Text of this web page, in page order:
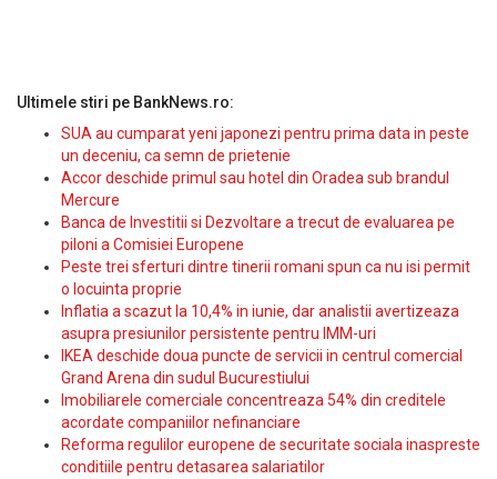
Ultimele stiri pe BankNews.ro:
SUA au cumparat yeni japonezi pentru prima data in peste
un deceniu, ca semn de prietenie
Accor deschide primul sau hotel din Oradea sub brandul
Mercure
Banca de Investitii si Dezvoltare a trecut de evaluarea pe
piloni a Comisiei Europene
Peste trei sferturi dintre tinerii romani spun ca nu isi permit
o locuinta proprie
Inflatia a scazut la 10,4% in iunie, dar analistii avertizeaza
asupra presiunilor persistente pentru IMM-uri
IKEA deschide doua puncte de servicii in centrul comercial
Grand Arena din sudul Bucurestiului
Imobiliarele comerciale concentreaza 54% din creditele
acordate companiilor nefinanciare
Reforma regulilor europene de securitate sociala inaspreste
conditiile pentru detasarea salariatilor